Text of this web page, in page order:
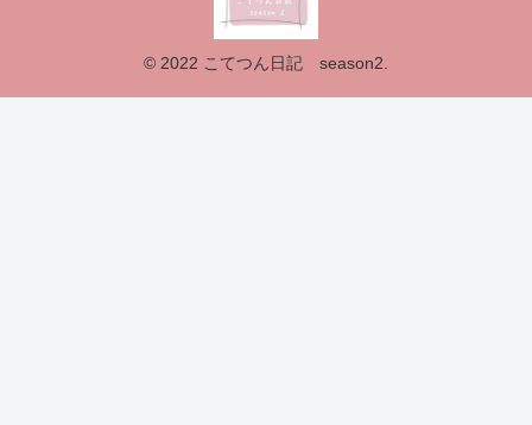
© 2022 こてつん日記 season2.